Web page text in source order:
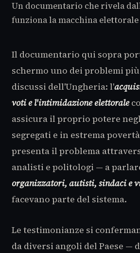
Un documentario che rivela
funziona la macchina
Il documentario qui sopra
schermo uno dei problemi
discussi dell'Ungheria: l'
voti e l'intimidazione elettorale
assicura il proprio potere
segregati e in estrema
presenta il problema
analisti e politologi — a
organizzatori, autisti, sindaci e
facevano parte del sistema.
Le testimonianze si
da diversi angoli del Paese —